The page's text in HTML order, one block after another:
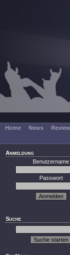
Home News
Anmeldung
Benutzername
Passwort
Suche